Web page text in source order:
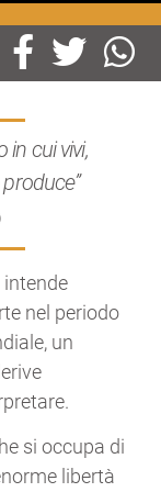
in cui vivi,
intende
nel periodo
un
si occupa di
libertà